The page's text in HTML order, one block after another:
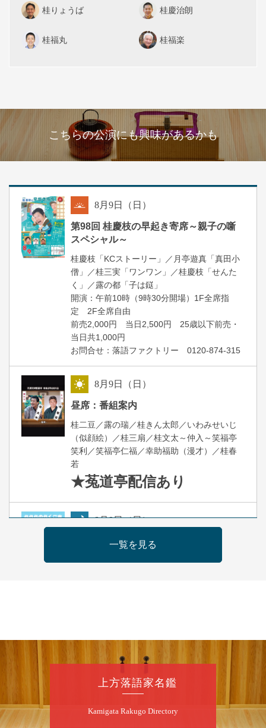
桂りょうば 桂慶治朗
桂福丸 桂福楽
こちらの公演にも興味があるかも
8月9日（日）
第98回 桂慶枝の早起き寄席～親子の噺
スペシャル～
桂慶枝「KCストーリー」／月亭遊真「真田小
僧」／桂三実「ワンワン」／桂慶枝「せんた
く」／露の都「子は鎹」
開演：午前10時（9時30分開場）1F全席指
定 2F全席自由
前売2,000円 当日2,500円 25歳以下前売・
当日共1,000円
お問合せ：落語ファクトリー 0120-874-315
8月9日（日）
昼席：番組案内
桂二豆／露の瑞／桂きん太郎／いわみせいじ
（似顔絵）／桂三扇／桂文太～仲入～笑福亭
笑利／笑福亭仁福／幸助福助（漫才）／桂春
若
★菟道亭配信あり
8月9日（日）
らららのらくご会④
桂雀太「まんじゅうこわい」／桂三度「青
お問合せ：らららのらくご会予約事務局
090-6976-1777 email：
lalalanorakugo@gmail.com
昼
一覧を見る
上方落語家名鑑
Kamigata Rakugo Directory